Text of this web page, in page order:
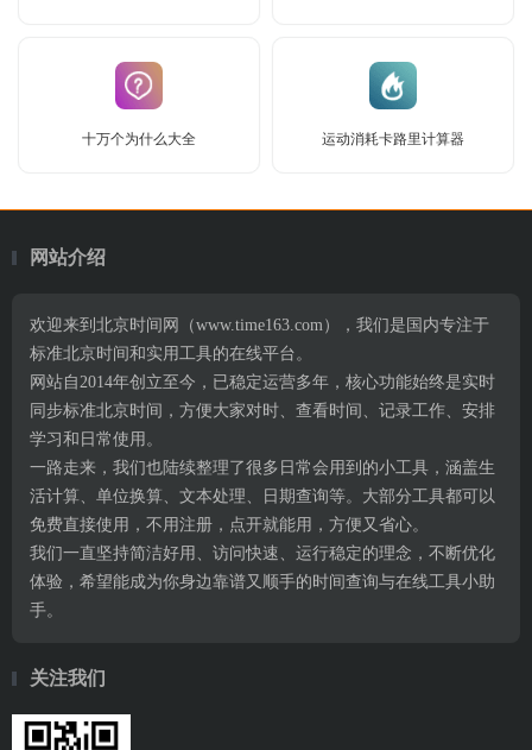
十万个为什么大全 运动消耗卡路里计算器
网站介绍
欢迎来到北京时间网（www.time163.com），我们是国内专注于
标准北京时间和实用工具的在线平台。
网站自2014年创立至今，已稳定运营多年，核心功能始终是实时
同步标准北京时间，方便大家对时、查看时间、记录工作、安排
学习和日常使用。
一路走来，我们也陆续整理了很多日常会用到的小工具，涵盖生
活计算、单位换算、文本处理、日期查询等。大部分工具都可以
免费直接使用，不用注册，点开就能用，方便又省心。
我们一直坚持简洁好用、访问快速、运行稳定的理念，不断优化
体验，希望能成为你身边靠谱又顺手的时间查询与在线工具小助
手。
关注我们